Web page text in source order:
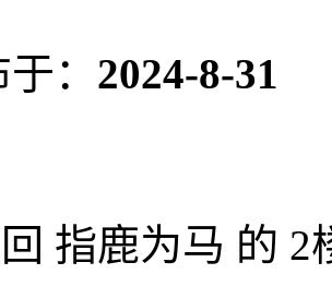
： 2024-8-31
指鹿为马 的 2